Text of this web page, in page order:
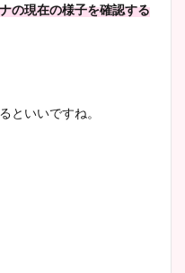
の現在の様子を確認する
といいですね。